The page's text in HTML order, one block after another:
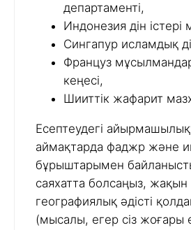
департаменті,
Индонезия дін істері
Сингапур исламдық
Француз
кеңесі,
Шииттік жафарит
Есептеудегі
аймақтарда фаджр және
бұрыштарымен
саяхатта болсаңыз, жақын
географиялық әдісті
(мысалы, егер сіз жоғары